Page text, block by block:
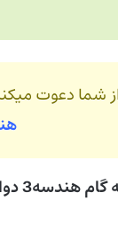
شما دعوت
ریاضی دوره دوم متوسطه